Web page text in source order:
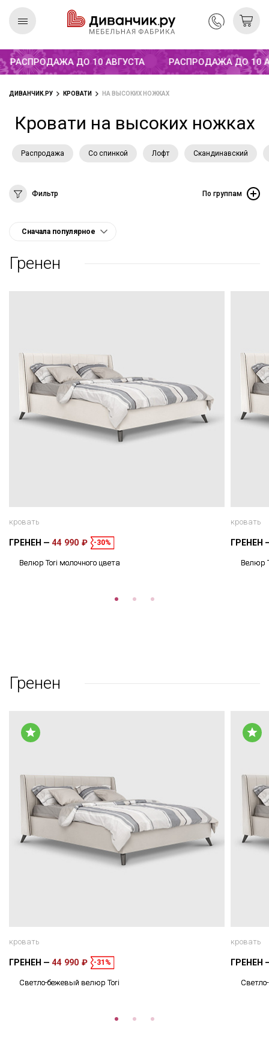
РАСПРОДАЖА ДО 10 АВГУСТА РАСПРОДАЖА ДО 10
ДИВАНЧИК.РУ КРОВАТИ НА ВЫСОКИХ НОЖКАХ
Кровати на высоких ножках
Распродажа Со спинкой Лофт Скандинавский
Фильтр По группам
Гренен
кровать
ГРЕНЕН 44 990 ₽ -30%
Велюр Tori молочного цвета
кровать
ГРЕНЕН
Велюр
Гренен
кровать
ГРЕНЕН 44 990 ₽ -31%
Светло-бежевый велюр Tori
кровать
ГРЕНЕН
Скандинавская
коллекция